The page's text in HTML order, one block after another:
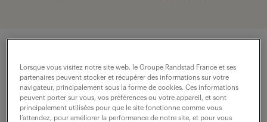
description du poste
Prêt(e) à transformer chaque interaction client en
Lorsque vous visitez notre site web, le Groupe Randstad France et ses
partenaires peuvent stocker et récupérer des informations sur votre
navigateur, principalement sous la forme de cookies. Ces informations
peuvent porter sur vous, vos préférences ou votre appareil, et sont
principalement utilisées pour que le site fonctionne comme vous
l’attendez, pour améliorer la performance de notre site, et pour vous